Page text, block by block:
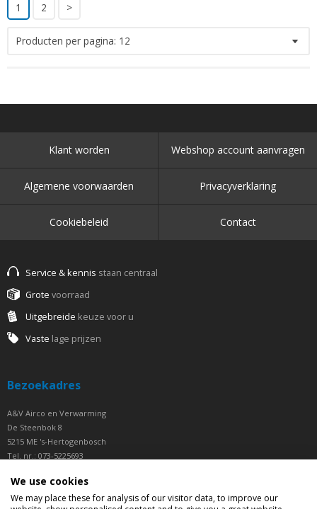
1
2 >
Producten per pagina: 12
Klant worden Webshop account aanvragen
Algemene voorwaarden Privacyverklaring
Cookiebeleid Contact
Service & kennis staan centraal
Grote voorraad
Uitgebreide keuze voor u
Vaste lage prijzen
Bezoekadres
A&V Airco en Verwarming
De Steenbok 8
5215 ME 's-Hertogenbosch
Tel. nr.: 073-5225693
Openingstijden
We use cookies
We may place these for analysis of our visitor data, to improve our